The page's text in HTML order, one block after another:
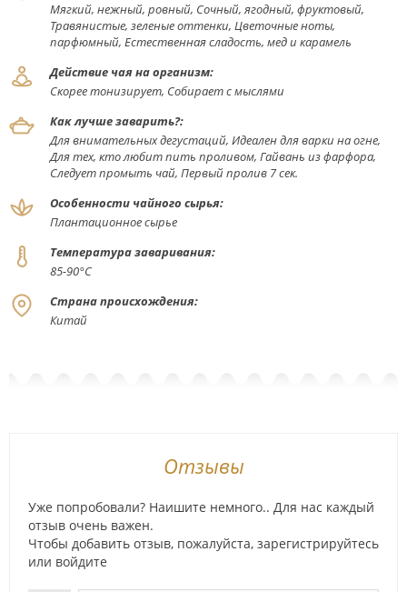
Мягкий, нежный, ровный, Сочный, ягодный, фруктовый,
Травянистые, зеленые оттенки, Цветочные ноты,
парфюмный, Естественная сладость, мед и карамель
Действие чая на организм:
Скорее тонизирует, Собирает с мыслями
Как лучше заварить?:
Для внимательных дегустаций, Идеален для варки на огне,
Для тех, кто любит пить проливом, Гайвань из фарфора,
Следует промыть чай, Первый пролив 7 сек.
Особенности чайного сырья:
Плантационное сырье
Температура заваривания:
85-90°С
Страна происхождения:
Китай
Отзывы
Уже попробовали? Наишите немного.. Для нас каждый
отзыв очень важен.
Чтобы добавить отзыв, пожалуйста, зарегистрируйтесь
или войдите